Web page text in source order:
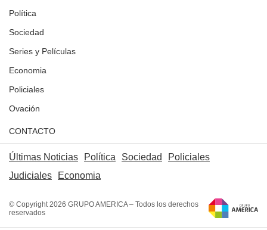
Política
Sociedad
Series y Películas
Economia
Policiales
Ovación
CONTACTO
Últimas Noticias Política Sociedad
Policiales
Judiciales
Economia
© Copyright 2026 GRUPO AMERICA – Todos los derechos
reservados